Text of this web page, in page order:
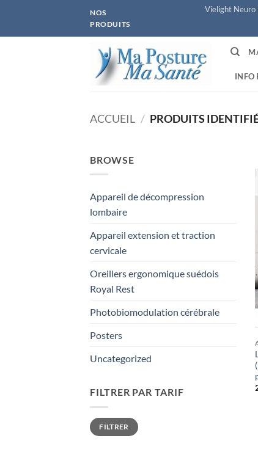
contenu
NOS
PRODUITS
Vielight Neuro
INFO
ACCUEIL / PRODUITS
BROWSE
Appareil de décompression
lombaire
Appareil extension et traction
cervicale
Oreillers ergonomique suédois
Royal Rest
Photobiomodulation cérébrale
Posters
Uncategorized
FILTRER PAR TARIF
Prix
min
Prix
maxFILTRER